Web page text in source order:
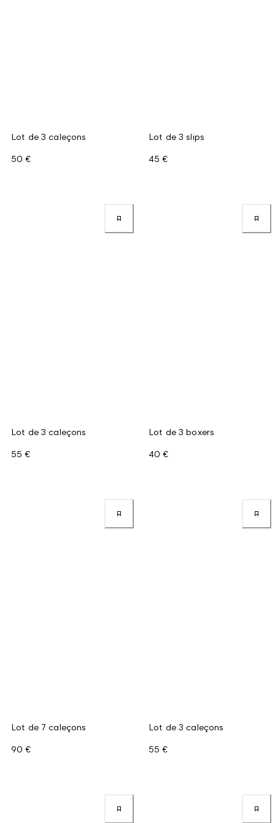
Lot de 3 caleçons
50 €
Lot de 3 slips
45 €
Lot de 3 caleçons
55 €
Lot de 3 boxers
40 €
Lot de 7 caleçons
90 €
Lot de 3 caleçons
55 €